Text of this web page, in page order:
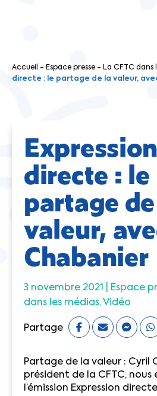
Accueil - Espace presse - La CFTC dans
directe : le partage de la valeur,
Expression
directe : le
partage
valeur,
Chabanier
3 novembre 2021 | Espace
dans les médias Vidéo
Partage
Partage de la valeur : Cyril
président de la CFTC, nous
l’émission Expression